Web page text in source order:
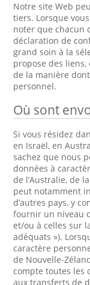
Notre site Web
tiers. Lorsque
noter que chacun
déclaration de
grand soin à la
propose des
de la manière
personnel.
Où sont
Si vous résidez
en Israël, en
sachez que nous
données à
de l’Australie, de
peut notamment
d’autres pays, y
fournir un niveau
et/ou à celles sur
adéquats »).
caractère
de Nouvelle-
compte toutes les
aux transferts de